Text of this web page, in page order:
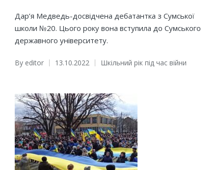
Дар’я Медведь-досвідчена дебатантка з Сумської
школи №20. Цього року вона вступила до Сумського
державного університету.
Posted
By editor 13.10.2022
Posted
Шкільний рік під час війни